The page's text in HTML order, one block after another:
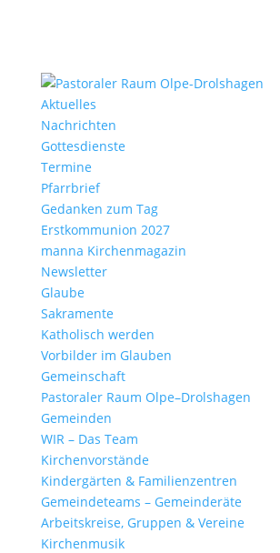
Aktu­elles
Nach­richten
Gottes­dienste
Termine
Pfarr­brief
Gedanken zum Tag
Erst­kom­mu­nion 2027
manna Kirchen­ma­gazin
News­letter
Glaube
Sakra­mente
Katho­lisch werden
Vorbilder im Glauben
Gemein­schaft
Pasto­raler Raum Olpe–Drolshagen
Gemeinden
WIR – Das Team
Kirchen­vor­stände
Kinder­gärten & Familienzentren
Gemein­de­teams – Gemeinderäte
Arbeits­kreise, Gruppen & Vereine
Kirchen­musik